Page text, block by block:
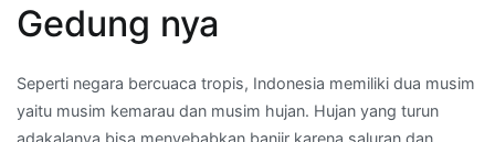
Gedung nya
Seperti negara bercuaca tropis, Indonesia memiliki dua musim
yaitu musim kemarau dan musim hujan. Hujan yang turun
adakalanya bisa menyebabkan banjir karena saluran dan